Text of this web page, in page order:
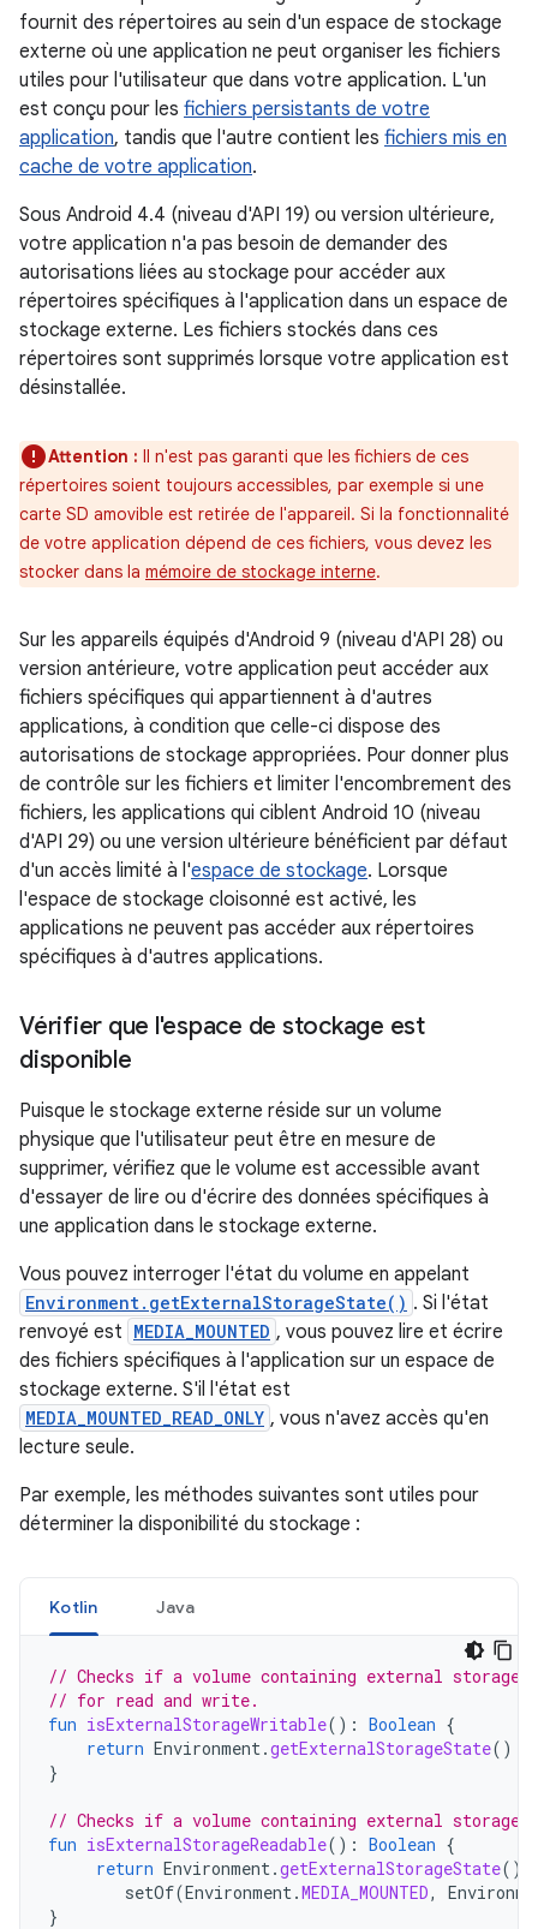
fournit des répertoires au sein d'un espace de stockage
externe où une application ne peut organiser les fichiers
utiles pour l'utilisateur que dans votre application. L'un
est conçu pour les fichiers persistants de votre
application, tandis que l'autre contient les fichiers mis en
cache de votre application.
Sous Android 4.4 (niveau d'API 19) ou version ultérieure,
votre application n'a pas besoin de demander des
autorisations liées au stockage pour accéder aux
répertoires spécifiques à l'application dans un espace de
stockage externe. Les fichiers stockés dans ces
répertoires sont supprimés lorsque votre application est
désinstallée.
Attention : Il n'est pas garanti que les fichiers de ces
répertoires soient toujours accessibles, par exemple si une
carte SD amovible est retirée de l'appareil. Si la fonctionnalité
de votre application dépend de ces fichiers, vous devez les
stocker dans la mémoire de stockage interne.
Sur les appareils équipés d'Android 9 (niveau d'API 28) ou
version antérieure, votre application peut accéder aux
fichiers spécifiques qui appartiennent à d'autres
applications, à condition que celle-ci dispose des
autorisations de stockage appropriées. Pour donner plus
de contrôle sur les fichiers et limiter l'encombrement des
fichiers, les applications qui ciblent Android 10 (niveau
d'API 29) ou une version ultérieure bénéficient par défaut
d'un accès limité à l'espace de stockage. Lorsque
l'espace de stockage cloisonné est activé, les
applications ne peuvent pas accéder aux répertoires
spécifiques à d'autres applications.
Vérifier que l'espace de stockage est
disponible
Puisque le stockage externe réside sur un volume
physique que l'utilisateur peut être en mesure de
supprimer, vérifiez que le volume est accessible avant
d'essayer de lire ou d'écrire des données spécifiques à
une application dans le stockage externe.
Vous pouvez interroger l'état du volume en appelant
Environment.getExternalStorageState() . Si l'état
renvoyé est MEDIA_MOUNTED , vous pouvez lire et écrire
des fichiers spécifiques à l'application sur un espace de
stockage externe. S'il l'état est
MEDIA_MOUNTED_READ_ONLY , vous n'avez accès qu'en
lecture seule.
Par exemple, les méthodes suivantes sont utiles pour
déterminer la disponibilité du stockage :
Kotlin Java
// Checks if a volume containing external storage
// for read and write.
fun isExternalStorageWritable(): Boolean {
return Environment.getExternalStorageState()
}
// Checks if a volume containing external
fun isExternalStorageReadable(): Boolean {
return Environment.getExternalStorageState()
setOf(Environment.MEDIA_MOUNTED,
}